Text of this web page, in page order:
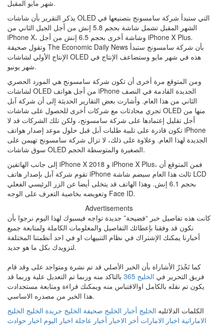
شهر مايو المقبل.
يذكر التقرير بأن شاشات OLED التي ستبدأ شركة سامسونج بتصنيعها في
الشهر المقبل تشمل شاشة بحجم 5.8 إنش من أجل الجيل الثاني من
iPhone X، وشاشة أخرى بحجم 6.5 إنش من أجل iPhone X Plus.
وتقول صحيفة The Economic Daily News بأن شركة سامسونج ستبدأ
الإنتاج الأولي لشاشات OLED هذه في شهر مايو وستضاعف الإنتاج في
شهر يونيو.
ومن المتوقع مرة أخرى أن تكون شركة سامسونج هي المورد الحصري
لشاشات OLED من أجل هواتف iPhone الجديدة القادمة في النصف
الثاني من هذا العام. وأشارت بعض التقارير الحديثة إلى أن شركة آبل
تجري محادثات مع شركات أخرى للحصول على شاشات OLED منها من
أجل تقليل إعتمادها على شركة سامسونج، ولكن تلك الشركات قد لا
تكون قادرة على تلبية طلبات آبل قبل حلول موعد إصدار هواتف iPhone
الجديدة لهذا العام. وعلاوة على ذلك، لا تزال شركة سامسونج تهيمن على
سوق شاشات OLED الصغيرة والمتوسطة الحجم.
إلى جانب الهاتفين iPhone X 2018 و iPhone X Plus، فمن المتوقع أن
تقوم شركة آبل بإصدار هاتف iPhone ثالث هذا العام سيضم شاشة LCD
بحجم 6.1 إنش. وهذا الهاتف قد يتخلى أيضا عن الزر الرئيسي الفعلي
وتعويضه بخاصية التعرف على الوجه Face ID.
Advertisements
كانت هذه تفاصيل خبر “فضيحة” جديدة تواجه فيسبوك لهذا اليوم نرجوا بأن
نكون قد وفقنا بإعطائك التفاصيل والمعلومات الكاملة ولمتابعة جميع
أخبارنا يمكنك الإشتراك في نظام التنبيهات او في احد أنظمتنا المختلفة
لتزويدك بكل ما هو جديد.
كما تَجْدَرُ الأشاراة بأن الخبر الأصلي قد تم نشرة ومتواجد على وقد قام
فريق التحرير في الخليج 365
بالتاكد منه وربما تم التعديل علية وربما قد
يكون تم نقله بالكامل اوالاقتباس منه ويمكنك قراءة ومتابعة مستجدادت
هذا الخبر من مصدره الاساسي.
الكلمات الدلائليه الخليج أخبار الخليج صحيفة الخليج جريدة الخليج الخليج
الاماراتية اخبار الامارات أخر الاخبار أخبار عاجلة اخبار اليوم اخبار حوادث